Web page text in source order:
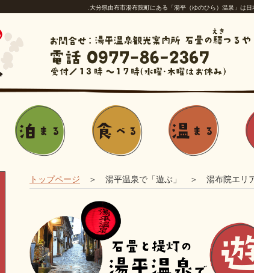
.大分県由布市湯布院町にある「湯平（ゆのひら）温泉」は
トップページ ＞ 湯平温泉で「遊ぶ」 ＞ 湯布院エリア